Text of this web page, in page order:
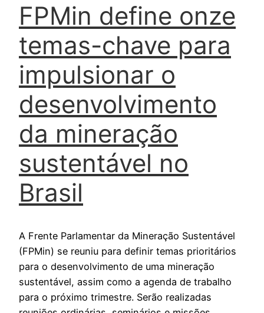
FPMin define onze
temas-chave para
impulsionar o
desenvolvimento
da mineração
sustentável no
Brasil
A Frente Parlamentar da Mineração Sustentável
(FPMin) se reuniu para definir temas prioritários
para o desenvolvimento de uma mineração
sustentável, assim como a agenda de trabalho
para o próximo trimestre. Serão realizadas